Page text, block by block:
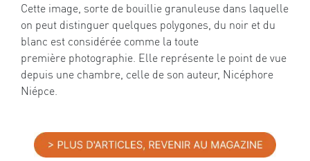
Cette image, sorte de bouillie granuleuse dans laquelle
on peut distinguer quelques polygones, du noir et du
blanc est considérée comme la toute
première photographie. Elle représente le point de vue
depuis une chambre, celle de son auteur, Nicéphore
Niépce.